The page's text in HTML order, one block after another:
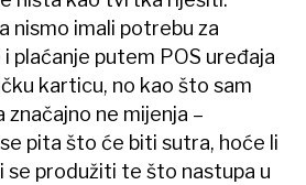
nismo imali potrebu za
plaćanje putem POS uređaja
karticu, no kao što sam
ne mijenja –
pita što će biti sutra, hoće li
se produžiti te što nastupa u